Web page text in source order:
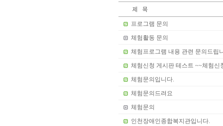
프로그램 문의
체험활동 문의
체험프로그램 내용 관련 문의드립
체험신청 게시판 테스트 ~~체험신
체험문의입니다.
체험문의드려요
체험문의
인천장애인종합복지관입니다.